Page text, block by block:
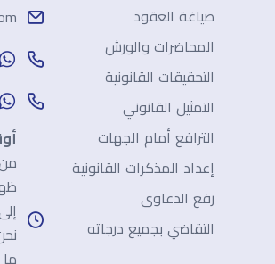
صياغة العقود
المحاضرات والورش
التحقيقات القانونية
التمثيل القانوني
الترافع أمام الجهات
إعداد المذكرات القانونية
رفع الدعاوى
التقاضي بجميع درجاته
إلى 8:00